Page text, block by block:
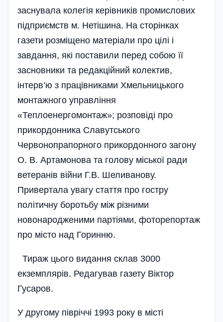
заснувала колегія керівників промислових
підприємств м. Нетішина. На сторінках
газети розміщено матеріали про цілі і
завдання, які поставили перед собою її
засновники та редакційний колектив,
інтерв’ю з працівниками Хмельницького
монтажного управління
«Теплоенергомонтаж»; розповіді про
прикордонника Славутського
Червонопрапорного прикордонного загону
О. В. Артамонова та голову міської ради
ветеранів війни Г.В. Шеливанову.
Привертала увагу стаття про гостру
політичну боротьбу між різними
новонародженими партіями, фоторепортаж
про місто над Горинню.
Тираж цього видання склав 3000
екземплярів. Редагував газету Віктор
Гусаров.
У другому півріччі 1993 року в місті